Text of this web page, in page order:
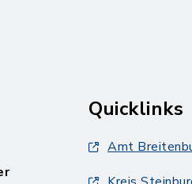
Quicklinks
Amt